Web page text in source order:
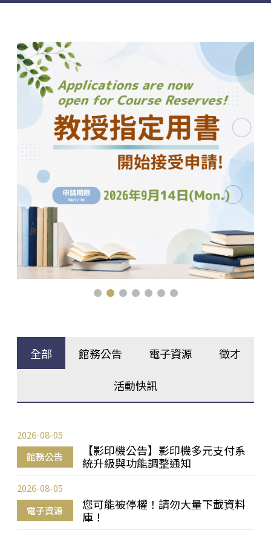
全部 館務公告 電子資源 徵才
活動快訊
館務公告
【影印機公告】影印機多元支付系
統升級與功能調整通知
2026-08-05
電子資源
您可能被停權！請勿大量下載資料
庫！
2026-08-05